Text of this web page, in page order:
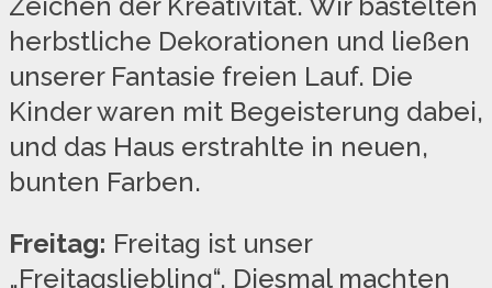
Zeichen der Kreativität. Wir bastelten
herbstliche Dekorationen und ließen
unserer Fantasie freien Lauf. Die
Kinder waren mit Begeisterung dabei,
und das Haus erstrahlte in neuen,
bunten Farben.
Freitag: Freitag ist unser
„Freitagsliebling“. Diesmal machten